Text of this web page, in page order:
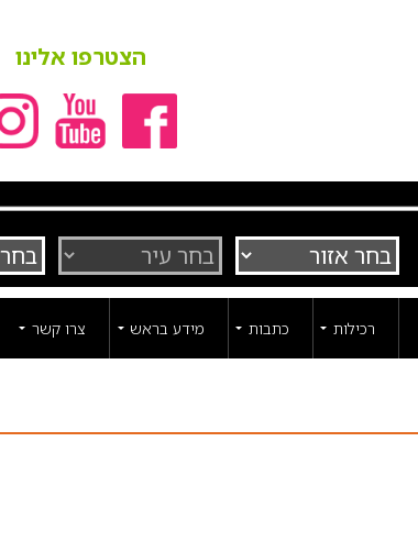
הצטרפו אלינו
רכילות כתבות מידע בראש צרו קשר